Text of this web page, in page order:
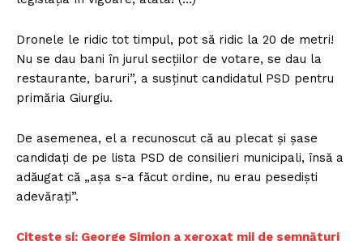
Dronele le ridic tot timpul, pot să ridic la 20 de metri!
Nu se dau bani în jurul secţiilor de votare, se dau la
restaurante, baruri”, a susţinut candidatul PSD pentru
primăria Giurgiu.
De asemenea, el a recunoscut că au plecat şi şase
candidaţi de pe lista PSD de consilieri municipali, însă a
adăugat că „aşa s-a făcut ordine, nu erau pesedişti
adevăraţi”.
Citește și: George Simion a xeroxat mii de semnături